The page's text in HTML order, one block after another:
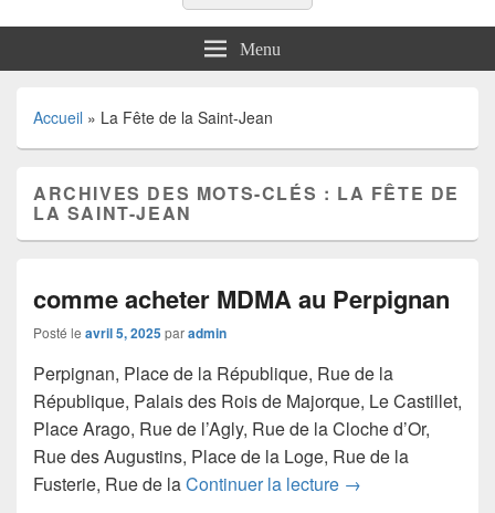
Menu
Accueil » La Fête de la Saint-Jean
ARCHIVES DES MOTS-CLÉS : LA FÊTE DE
LA SAINT-JEAN
comme acheter MDMA au Perpignan
Posté le avril 5, 2025paradmin
Perpignan, Place de la République, Rue de la
République, Palais des Rois de Majorque, Le Castillet,
Place Arago, Rue de l’Agly, Rue de la Cloche d’Or,
Rue des Augustins, Place de la Loge, Rue de la
Fusterie, Rue de laContinuer la lecture comme acheter
→